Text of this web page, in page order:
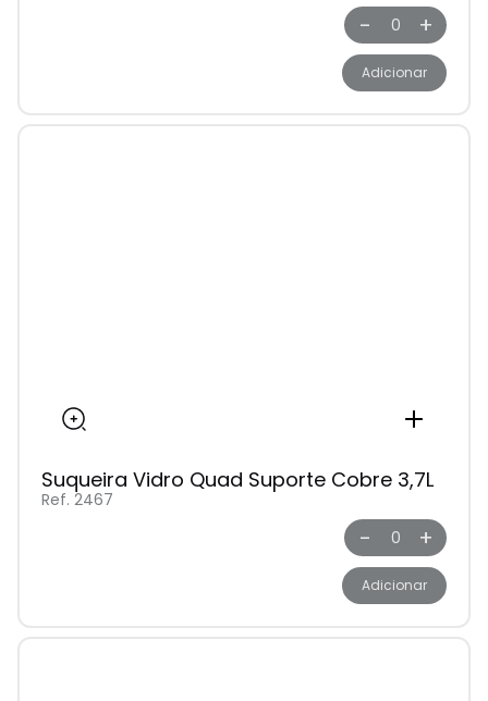
- +
Adicionar
Suqueira Vidro Quad Suporte Cobre 3,7L
Ref. 2467
- +
Adicionar